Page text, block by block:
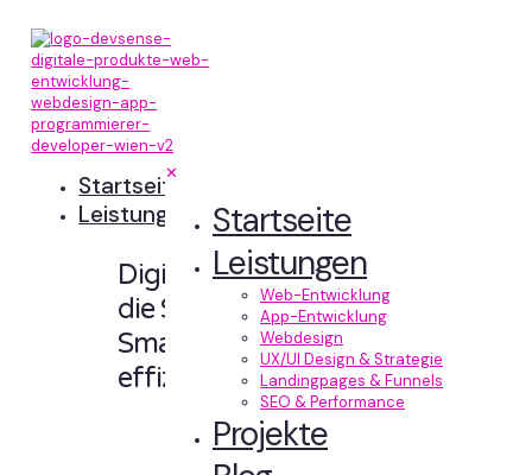
✕
Startseite
Leistungen
Web-Entwicklung
App-Entwicklung
Webdesign
UX/UI Design & Strategie
Landingpages & Funnels
SEO & Performance
Projekte
Startseite
Leistungen
Digitale Erlebnisse,
die Sinn machen.
Smart designt und
effizient entwickelt.